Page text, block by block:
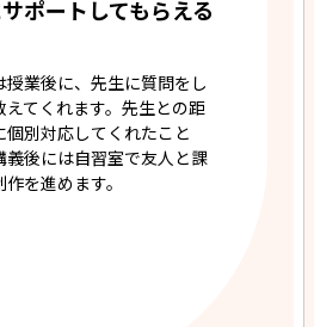
ポートしてもらえる
業後に、先生に質問をし
えてくれます。先生との距
別対応してくれたこと
義後には自習室で友人と課
を進めます。